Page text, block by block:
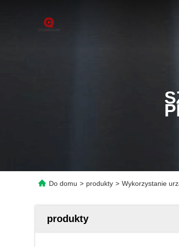
Do domu > produkty > Wykorzystanie
produkty